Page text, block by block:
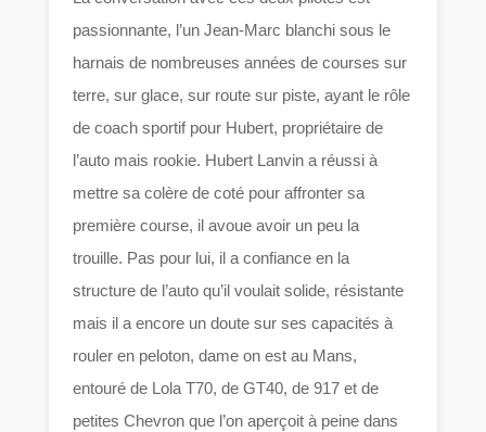
passionnante, l’un Jean-Marc blanchi sous le
harnais de nombreuses années de courses sur
terre, sur glace, sur route sur piste, ayant le rôle
de coach sportif pour Hubert, propriétaire de
l’auto mais rookie. Hubert Lanvin a réussi à
mettre sa colère de coté pour affronter sa
première course, il avoue avoir un peu la
trouille. Pas pour lui, il a confiance en la
structure de l’auto qu’il voulait solide, résistante
mais il a encore un doute sur ses capacités à
rouler en peloton, dame on est au Mans,
entouré de Lola T70, de GT40, de 917 et de
petites Chevron que l’on aperçoit à peine dans